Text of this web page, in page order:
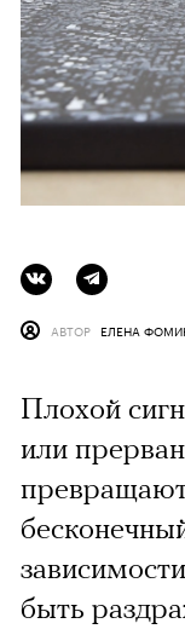
АВТОР ЕЛЕНА
Плохой
или
быть